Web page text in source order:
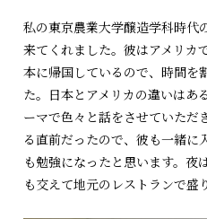
私の東京農業大学醸造学科時代
来てくれました。彼はアメリカ
本に帰国しているので、時間を
た。日本とアメリカの違いはあ
ーマで色々と話をさせていただ
る直前だったので、彼も一緒に
も勉強になったと思います。夜
も交えて地元のレストランで盛